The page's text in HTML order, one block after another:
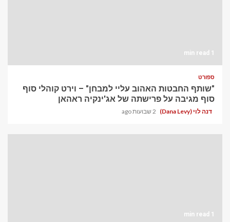
1 min read
ספורט
"שותף החבטות האהוב עליי למבחן" – וירט קוהלי סוף
סוף מגיבה על פרישתה של אג'ינקיה ראהאן
דנה לוי (Dana Levy) 2 שבועות ago
1 min read